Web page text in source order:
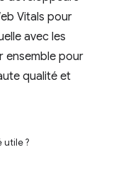
Vitals pour
avec les
ensemble pour
qualité et
utile ?